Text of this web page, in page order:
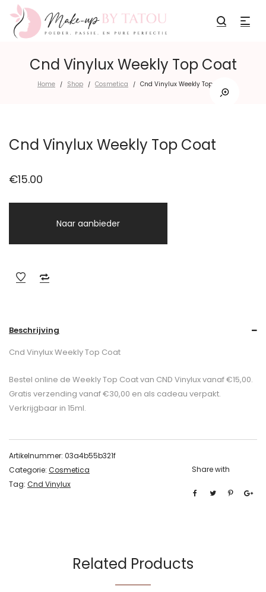
Cnd Vinylux Weekly Top Coat
Home / Shop / Cosmetica / Cnd Vinylux Weekly Top Coat
Cnd Vinylux Weekly Top Coat
€15.00
Naar aanbieder
Beschrijving
Cnd Vinylux Weekly Top Coat
Bestel online de Weekly Top Coat van CND Vinylux vanaf €15,00.
Gratis verzending vanaf €30,00 en als cadeau verpakt.
Verkrijgbaar in 15ml.
Artikelnummer: 03a4b55b321f
Categorie: Cosmetica
Tag: Cnd Vinylux
Share with
Related Products